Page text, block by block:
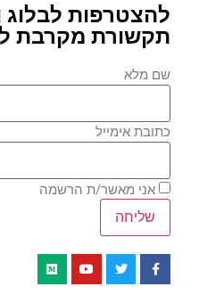
להצטרפות
תקשורת מקרבת
שם מלא
כתובת אימייל
אני מאשר/ת הרשמה